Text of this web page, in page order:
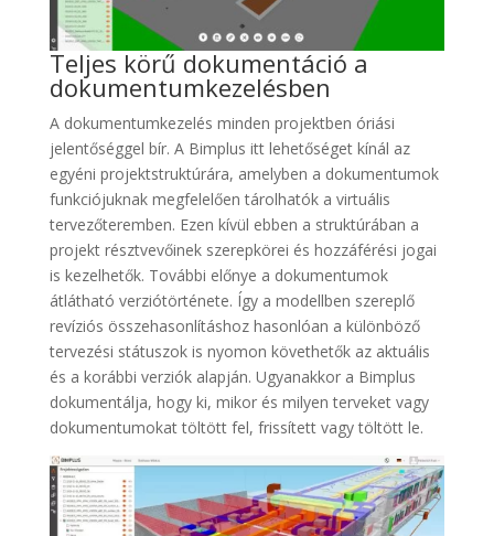
Teljes körű dokumentáció a
dokumentumkezelésben
A dokumentumkezelés minden projektben óriási
jelentőséggel bír. A Bimplus itt lehetőséget kínál az
egyéni projektstruktúrára, amelyben a dokumentumok
funkciójuknak megfelelően tárolhatók a virtuális
tervezőteremben. Ezen kívül ebben a struktúrában a
projekt résztvevőinek szerepkörei és hozzáférési jogai
is kezelhetők. További előnye a dokumentumok
átlátható verziótörténete. Így a modellben szereplő
revíziós összehasonlításhoz hasonlóan a különböző
tervezési státuszok is nyomon követhetők az aktuális
és a korábbi verziók alapján. Ugyanakkor a Bimplus
dokumentálja, hogy ki, mikor és milyen terveket vagy
dokumentumokat töltött fel, frissített vagy töltött le.